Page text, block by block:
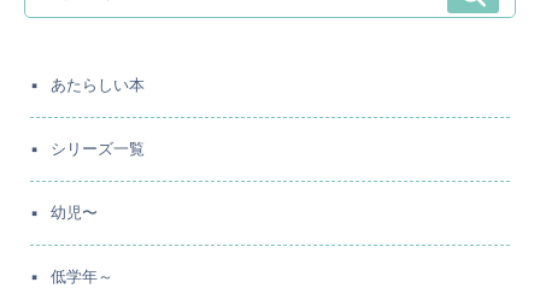
あたらしい本
シリーズ一覧
幼児〜
低学年～